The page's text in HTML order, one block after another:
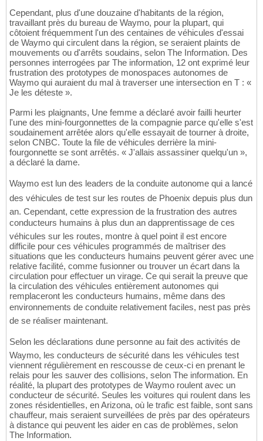
Cependant, plus d'une douzaine d'habitants de la région,
travaillant près du bureau de Waymo, pour la plupart, qui
côtoient fréquemment l'un des centaines de véhicules d'essai
de Waymo qui circulent dans la région, se seraient plaints de
mouvements ou d'arrêts soudains, selon The Information. Des
personnes interrogées par The information, 12 ont exprimé leur
frustration des prototypes de monospaces autonomes de
Waymo qui auraient du mal à traverser une intersection en T : «
Je les déteste ».
Parmi les plaignants, Une femme a déclaré avoir failli heurter
l'une des mini-fourgonnettes de la compagnie parce qu'elle s'est
soudainement arrêtée alors qu'elle essayait de tourner à droite,
selon CNBC. Toute la file de véhicules derrière la mini-
fourgonnette se sont arrêtés. « J'allais assassiner quelqu'un »,
a déclaré la dame.
Waymo est lun des leaders de la conduite autonome qui a lancé
des véhicules de test sur les routes de Phoenix depuis plus dun
an. Cependant, cette expression de la frustration des autres
conducteurs humains à plus dun an dapprentissage de ces
véhicules sur les routes, montre à quel point il est encore
difficile pour ces véhicules programmés de maîtriser des
situations que les conducteurs humains peuvent gérer avec une
relative facilité, comme fusionner ou trouver un écart dans la
circulation pour effectuer un virage. Ce qui serait la preuve que
la circulation des véhicules entièrement autonomes qui
remplaceront les conducteurs humains, même dans des
environnements de conduite relativement faciles, nest pas près
de se réaliser maintenant.
Selon les déclarations dune personne au fait des activités de
Waymo, les conducteurs de sécurité dans les véhicules test
viennent régulièrement en rescousse de ceux-ci en prenant le
relais pour les sauver des collisions, selon The information. En
réalité, la plupart des prototypes de Waymo roulent avec un
conducteur de sécurité. Seules les voitures qui roulent dans les
zones résidentielles, en Arizona, où le trafic est faible, sont sans
chauffeur, mais seraient surveillées de près par des opérateurs
à distance qui peuvent les aider en cas de problèmes, selon
The Information.